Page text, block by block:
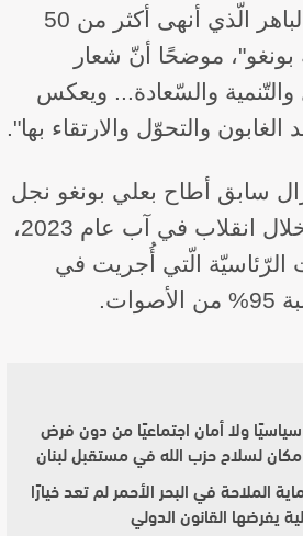
بعد الفوز الرّئاسي الباهر الّذي أنهى أكثر من 50
موضحًا أنّ شعار
والسّعادة... ويعكس
والتحوّل والارتقاء بها".
سابق أطاح بعلي بونغو نجل
الرّئيس عمر بونغو خلال انقلاب في آب عام 2023،
الرّئاسيّة الّتي أُجريت في
ولا أمان اجتماعيًا من دون فرض
مكان لسلاح حزب الله في مستقبل لبنان
الملاحة في البحر الأحمر لم تعد خيارًا
يفرضها القانون الدولي